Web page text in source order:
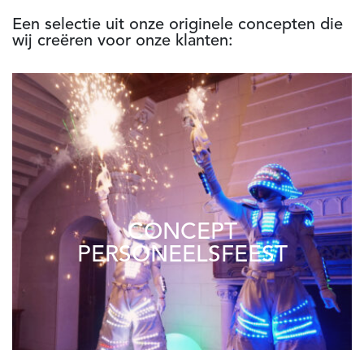
Een selectie uit onze originele concepten die
wij creëren voor onze klanten:
CONCEPT
PERSONEELSFEEST